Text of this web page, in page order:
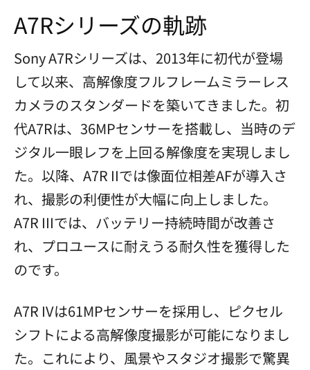
A7Rシリーズの軌跡
Sony A7Rシリーズは、2013年に初代が登場
して以来、高解像度フルフレームミラーレス
カメラのスタンダードを築いてきました。初
代A7Rは、36MPセンサーを搭載し、当時のデ
ジタル一眼レフを上回る解像度を実現しまし
た。以降、A7R IIでは像面位相差AFが導入さ
れ、撮影の利便性が大幅に向上しました。
A7R IIIでは、バッテリー持続時間が改善さ
れ、プロユースに耐えうる耐久性を獲得した
のです。
A7R IVは61MPセンサーを採用し、ピクセル
シフトによる高解像度撮影が可能になりまし
た。これにより、風景やスタジオ撮影で驚異